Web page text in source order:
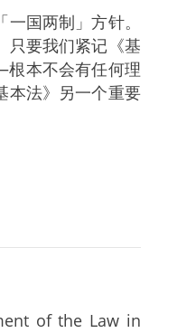
国两制」方针。
只要我们紧记《基
本不会有任何理
本法》另一个重要
of the Law in